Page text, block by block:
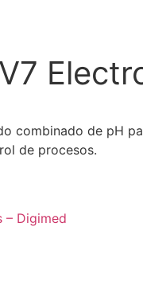
combinado de pH
de procesos.
– Digimed